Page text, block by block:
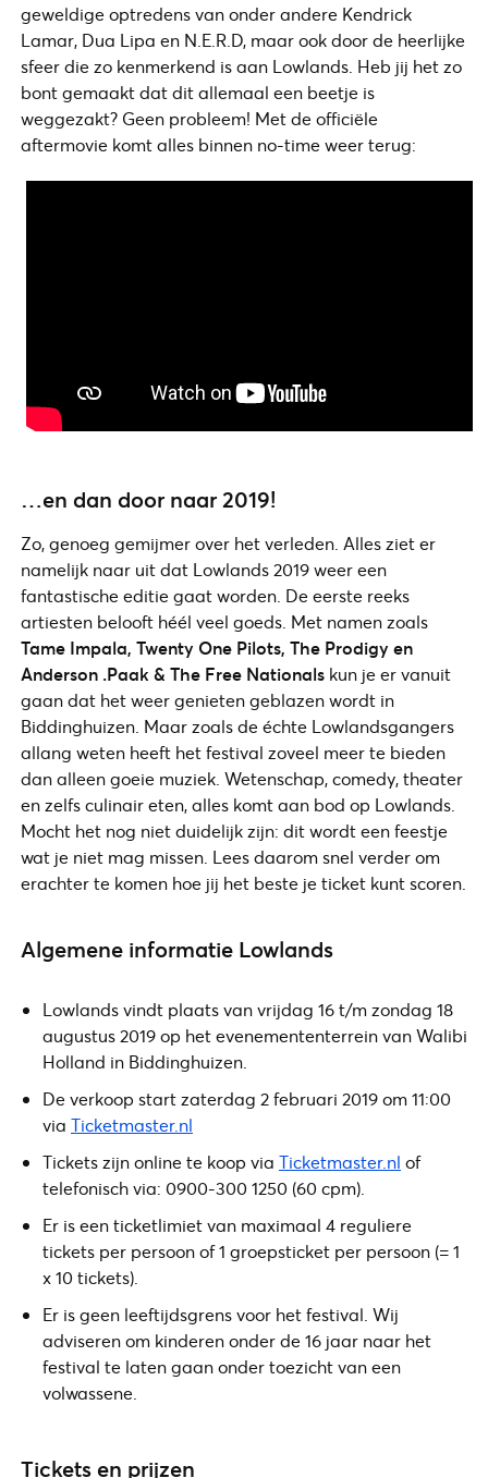
geweldige optredens van onder andere Kendrick
Lamar, Dua Lipa en N.E.R.D, maar ook door de heerlijke
sfeer die zo kenmerkend is aan Lowlands. Heb jij het zo
bont gemaakt dat dit allemaal een beetje is
weggezakt? Geen probleem! Met de officiële
aftermovie komt alles binnen no-time weer terug:
…en dan door naar 2019!
Zo, genoeg gemijmer over het verleden. Alles ziet er
namelijk naar uit dat Lowlands 2019 weer een
fantastische editie gaat worden. De eerste reeks
artiesten belooft héél veel goeds. Met namen zoals
Tame Impala, Twenty One Pilots, The Prodigy en
Anderson .Paak & The Free Nationals kun je er vanuit
gaan dat het weer genieten geblazen wordt in
Biddinghuizen. Maar zoals de échte Lowlandsgangers
allang weten heeft het festival zoveel meer te bieden
dan alleen goeie muziek. Wetenschap, comedy, theater
en zelfs culinair eten, alles komt aan bod op Lowlands.
Mocht het nog niet duidelijk zijn: dit wordt een feestje
wat je niet mag missen. Lees daarom snel verder om
erachter te komen hoe jij het beste je ticket kunt scoren.
Algemene informatie Lowlands
Lowlands vindt plaats van vrijdag 16 t/m zondag 18
augustus 2019 op het evenemententerrein van Walibi
Holland in Biddinghuizen.
De verkoop start zaterdag 2 februari 2019 om 11:00
via Ticketmaster.nl
Tickets zijn online te koop via Ticketmaster.nl of
telefonisch via: 0900-300 1250 (60 cpm).
Er is een ticketlimiet van maximaal 4 reguliere
tickets per persoon of 1 groepsticket per persoon (= 1
x 10 tickets).
Er is geen leeftijdsgrens voor het festival. Wij
adviseren om kinderen onder de 16 jaar naar het
festival te laten gaan onder toezicht van een
volwassene.
Tickets en prijzen